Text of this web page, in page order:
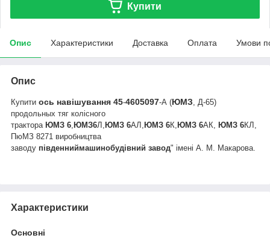
Купити
Опис Характеристики Доставка Оплата Умови
Опис
Купити ось навішування 45-4605097-А (ЮМЗ , Д-65)
продольных тяг колісного
трактора ЮМЗ 6 ЮМЗ6Л, ЮМЗ 6АЛ, ЮМЗ 6К, ЮМЗ 6АК, ЮМЗ 6КЛ,
ПюМЗ 8271 виробництва
заводу південниймашинобудівний завод" імені А. М. Макарова.
Характеристики
Основні